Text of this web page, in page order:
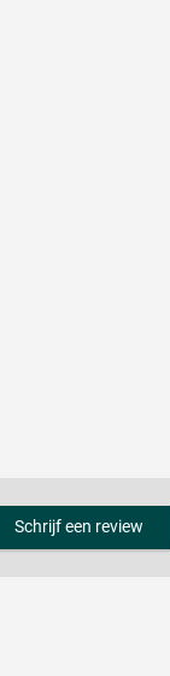
Schrijf een review